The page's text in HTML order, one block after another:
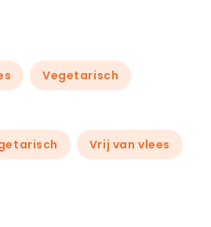
Vegetarisch
Vrij van vlees